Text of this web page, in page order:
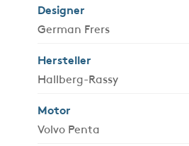
Designer
German Frers
Hersteller
Hallberg-Rassy
Motor
Volvo Penta